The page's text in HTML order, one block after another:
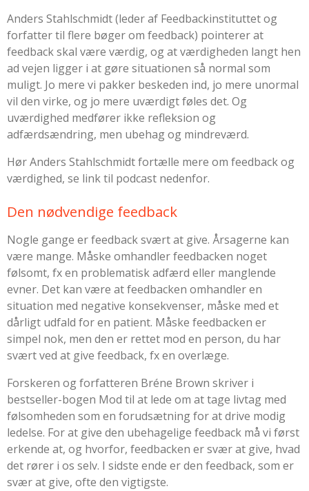
Anders Stahlschmidt (leder af Feedbackinstituttetog
forfatter til flere bøger om feedback) pointerer at
feedback skal være værdig, og at værdigheden langt hen
ad vejen ligger i at gøre situationen så normal som
muligt. Jo mere vi pakker beskeden ind, jo mere unormal
vil den virke, og jo mere uværdigt føles det. Og
uværdighed medfører ikke refleksion og
adfærdsændring, men ubehag og mindreværd.
Hør Anders Stahlschmidt fortælle mere om feedback og
værdighed, se link til podcast nedenfor.
Den nødvendige feedback
Nogle gange er feedback svært at give. Årsagerne kan
være mange. Måske omhandler feedbacken noget
følsomt, fx en problematisk adfærd eller manglende
evner. Det kan være at feedbacken omhandler en
situation med negative konsekvenser, måske med et
dårligt udfald for en patient. Måske feedbacken er
simpel nok, men den er rettet mod en person, du har
svært ved at give feedback, fx en overlæge.
Forskeren og forfatteren Bréne Brown skriver i
bestseller-bogen Mod til at lede om at tage livtag med
følsomheden som en forudsætning for at drive modig
ledelse. For at give den ubehagelige feedback må vi først
erkende at, og hvorfor, feedbacken er svær at give, hvad
det rører i os selv. I sidste ende er den feedback, som er
svær at give, ofte den vigtigste.